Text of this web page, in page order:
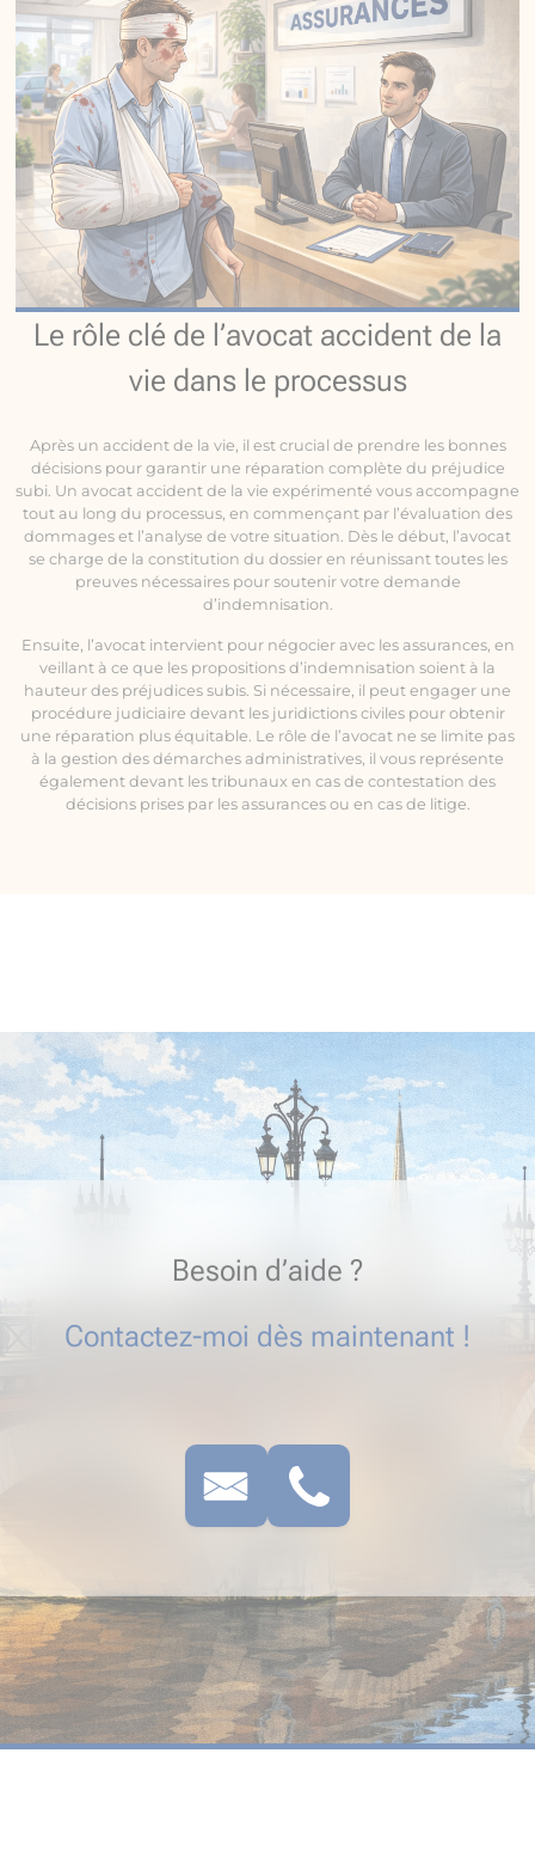
Le rôle clé de l’avocat accident de la
vie dans le processus
Après un accident de la vie, il est crucial de prendre les bonnes
décisions pour garantir une réparation complète du préjudice
subi. Un avocat accident de la vie expérimenté vous accompagne
tout au long du processus, en commençant par l’évaluation des
dommages et l’analyse de votre situation. Dès le début, l’avocat
se charge de la constitution du dossier en réunissant toutes les
preuves nécessaires pour soutenir votre demande
d’indemnisation.
Ensuite, l’avocat intervient pour négocier avec les assurances, en
veillant à ce que les propositions d’indemnisation soient à la
hauteur des préjudices subis. Si nécessaire, il peut engager une
procédure judiciaire devant les juridictions civiles pour obtenir
une réparation plus équitable. Le rôle de l’avocat ne se limite pas
à la gestion des démarches administratives, il vous représente
également devant les tribunaux en cas de contestation des
décisions prises par les assurances ou en cas de litige.
Besoin d’aide ?
Contactez-moi dès maintenant !